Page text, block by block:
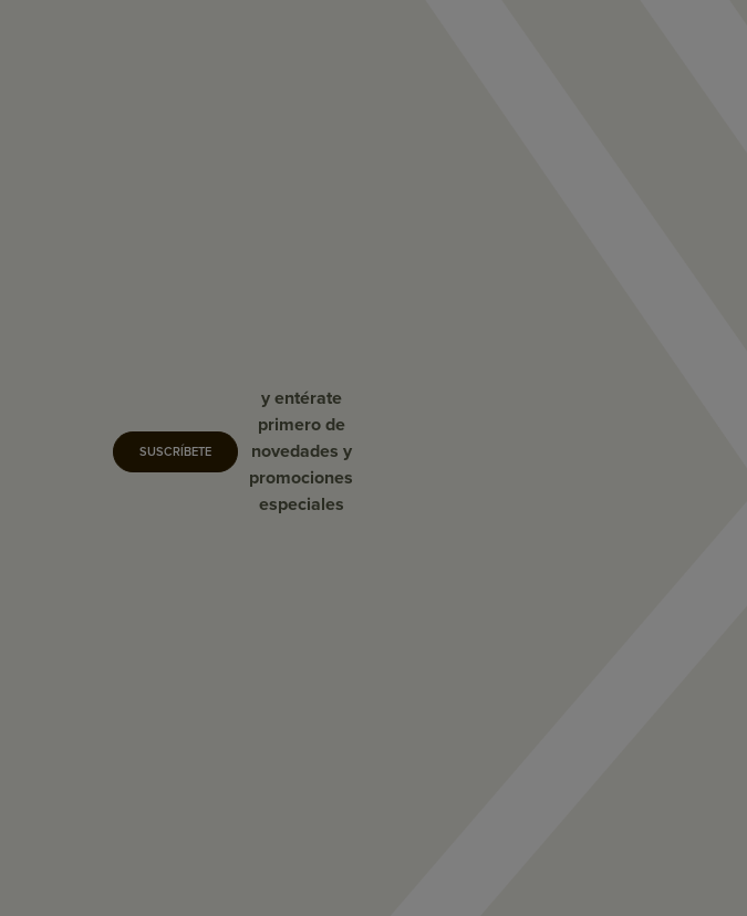
SUSCRÍBETE
y entérate
primero de
novedades y
promociones
especiales